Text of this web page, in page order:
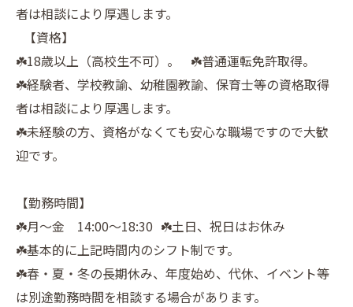
者は相談により厚遇します。
【資格】
☘️18歳以上（高校生不可）。 ☘️普通運転免許取得。
☘️経験者、学校教諭、幼稚園教諭、保育士等の資格取得
者は相談により厚遇します。
☘️未経験の方、資格がなくても安心な職場ですので大歓
迎です。
【勤務時間】
☘️月〜金 14:00〜18:30 ☘️土日、祝日はお休み
☘️基本的に上記時間内のシフト制です。
☘️春・夏・冬の長期休み、年度始め、代休、イベント等
は別途勤務時間を相談する場合があります。